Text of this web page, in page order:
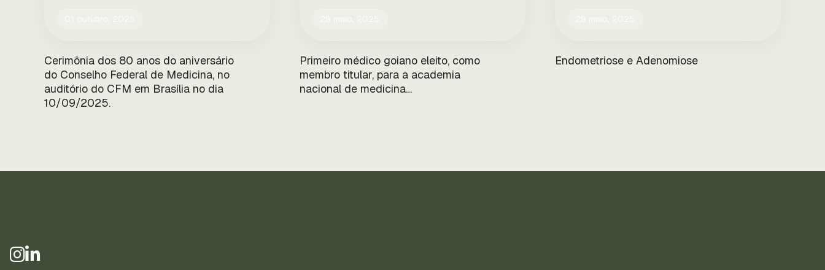
Cerimônia dos 80 anos do aniversário
do Conselho Federal de Medicina, no
auditório do CFM em Brasília no dia
10/09/2025.
Primeiro médico goiano eleito, como
membro titular, para a academia
nacional de medicina…
Endometriose e Adenomiose